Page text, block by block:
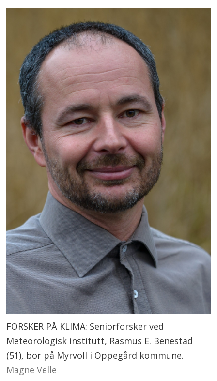
FORSKER PÅ KLIMA: Seniorforsker ved
Meteorologisk institutt, Rasmus E. Benestad
(51), bor på Myrvoll i Oppegård kommune.
Magne Velle